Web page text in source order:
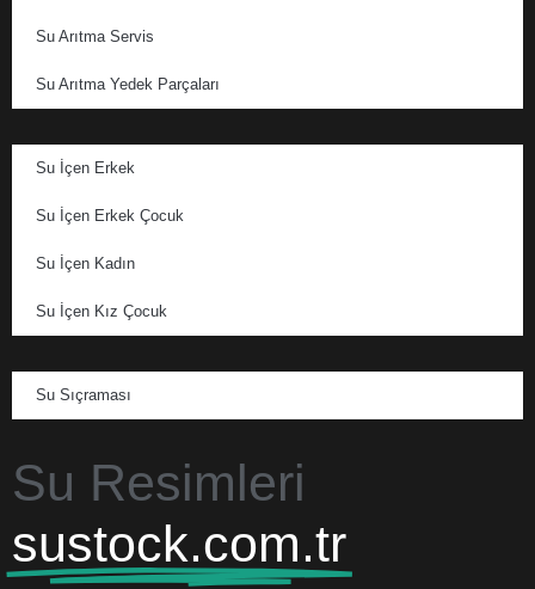
Su Arıtma Servis
Su Arıtma Yedek Parçaları
Su İçen Erkek
Su İçen Erkek Çocuk
Su İçen Kadın
Su İçen Kız Çocuk
Su Sıçraması
Su Resimleri
sustock.com.tr